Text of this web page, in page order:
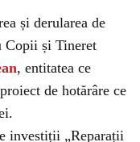
și derularea de
Copii și Tineret
, entitatea ce
de hotărâre ce
investiții „Reparații